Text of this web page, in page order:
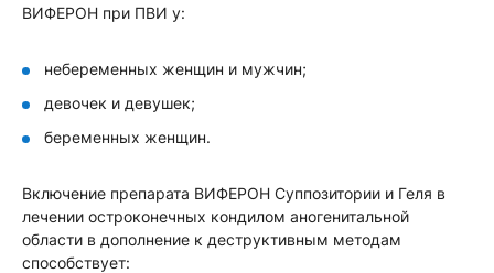
ВИФЕРОН при ПВИ у:
небеременных женщин и мужчин;
девочек и девушек;
беременных женщин.
Включение препарата ВИФЕРОН Суппозитории и Геля в
лечении остроконечных кондилом аногенитальной
области в дополнение к деструктивным методам
способствует: